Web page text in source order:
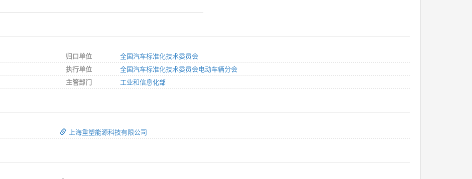
归口单位
全国汽车标准化技术委员会
执行单位
全国汽车标准化技术委员会电动车辆分会
主管部门
工业和信息化部
上海重塑能源科技有限公司